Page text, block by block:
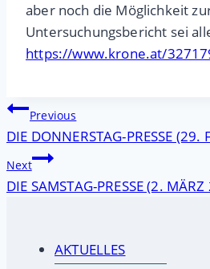
aber noch die Möglichkeit
Untersuchungsbericht sei
https://www.krone.at/
Beitragsnavigation
Previous
DIE DONNERSTAG-PRESSE (29.
Next
DIE SAMSTAG-PRESSE (2.
AKTUELLES